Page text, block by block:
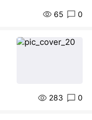
65 0
283 0